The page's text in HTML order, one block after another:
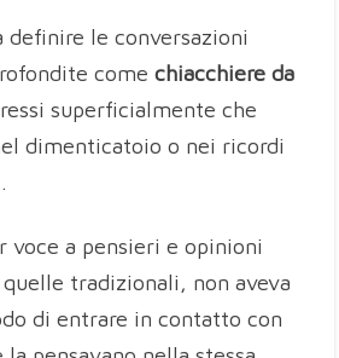
definire le conversazioni
comechiacchiere da
superficialmente che
dimenticatoio o nei ricordi
voce a pensieri e opinioni
tradizionali, non aveva
di entrare in contatto con